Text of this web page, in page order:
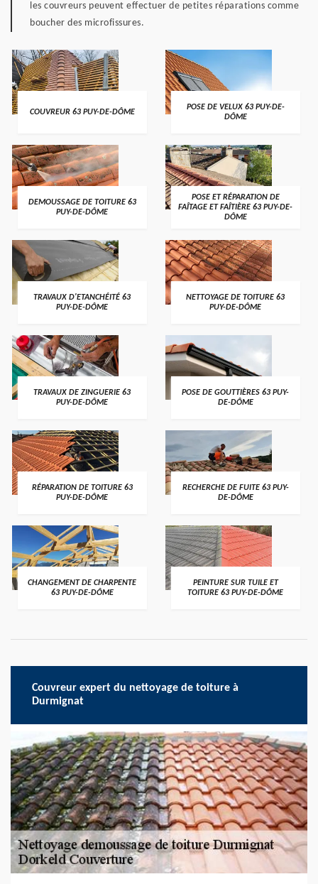
les couvreurs peuvent effectuer de petites réparations comme
boucher des microfissures.
COUVREUR 63 PUY-DE-DÔME
POSE DE VELUX 63 PUY-DE-
DÔME
DEMOUSSAGE DE TOITURE 63
PUY-DE-DÔME
POSE ET RÉPARATION DE
FAÎTAGE ET FAÎTIÈRE 63 PUY-DE-
DÔME
TRAVAUX D'ETANCHÉITÉ 63
PUY-DE-DÔME
NETTOYAGE DE TOITURE 63
PUY-DE-DÔME
TRAVAUX DE ZINGUERIE 63
PUY-DE-DÔME
POSE DE GOUTTIÈRES 63 PUY-
DE-DÔME
RÉPARATION DE TOITURE 63
PUY-DE-DÔME
RECHERCHE DE FUITE 63 PUY-
DE-DÔME
CHANGEMENT DE CHARPENTE
63 PUY-DE-DÔME
PEINTURE SUR TUILE ET
TOITURE 63 PUY-DE-DÔME
Couvreur expert du nettoyage de toiture à
Durmignat